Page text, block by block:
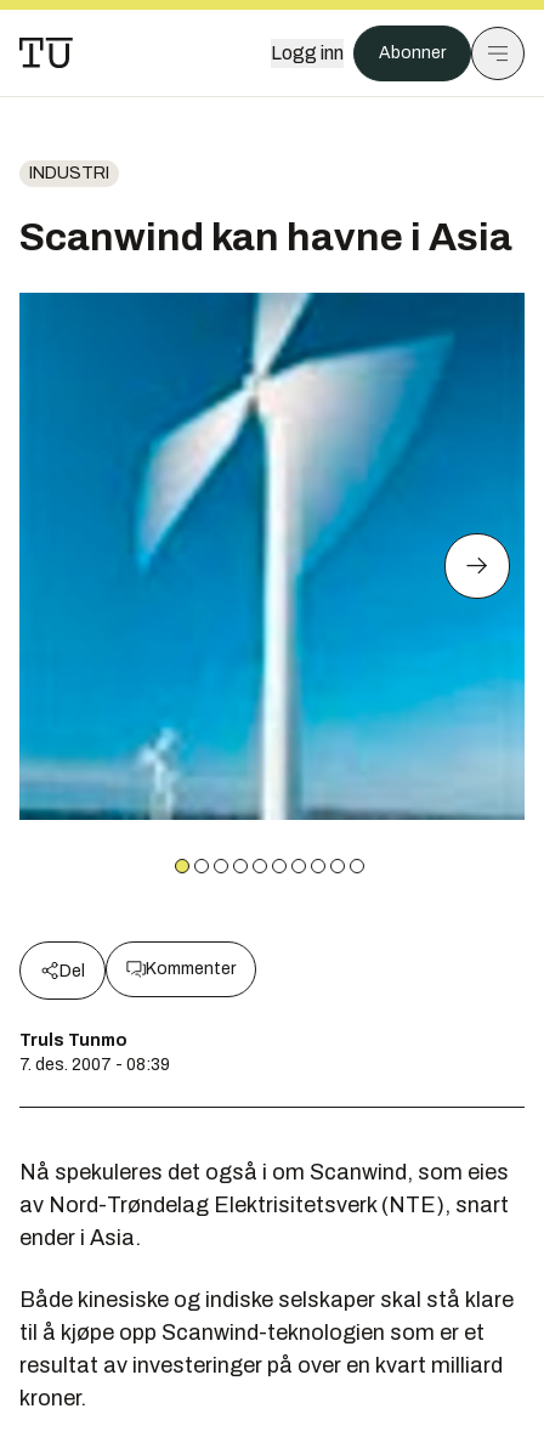
Logg inn Abonner
INDUSTRI
Scanwind kan havne i Asia
Del Kommenter
Truls Tunmo
7. des. 2007 - 08:39
Nå spekuleres det også i om Scanwind, som eies
av Nord-Trøndelag Elektrisitetsverk (NTE), snart
ender i Asia.
Både kinesiske og indiske selskaper skal stå klare
til å kjøpe opp Scanwind-teknologien som er et
resultat av investeringer på over en kvart milliard
kroner.